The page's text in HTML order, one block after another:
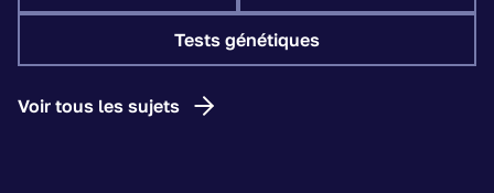
Tests génétiques
Voir tous les sujets